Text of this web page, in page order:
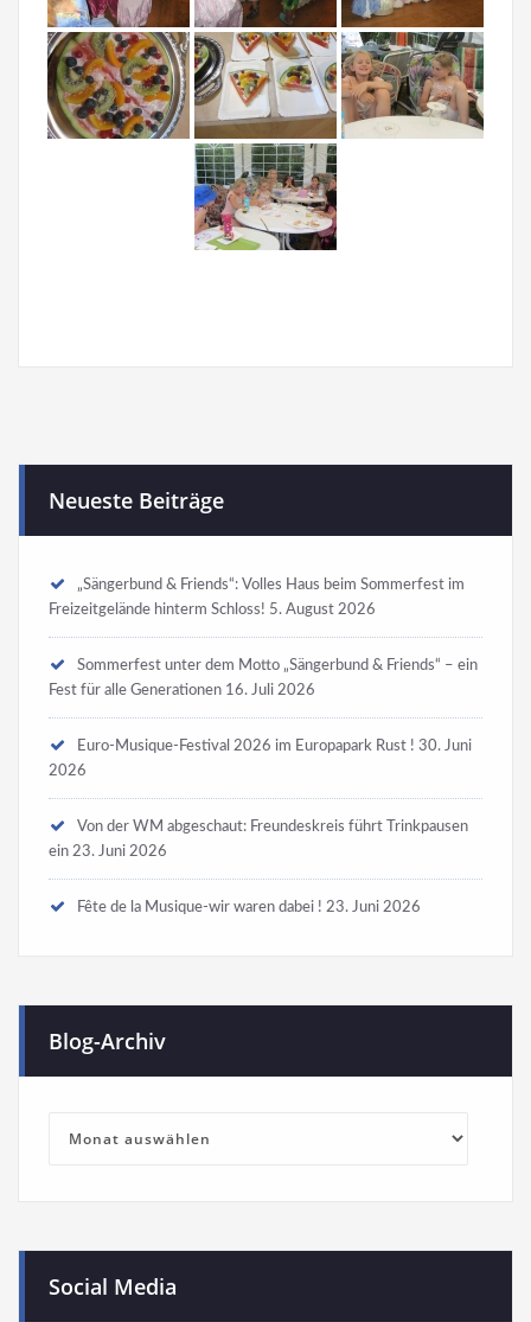
Neueste Beiträge
„Sängerbund & Friends“: Volles Haus beim Sommerfest im
Freizeitgelände hinterm Schloss! 5. August 2026
Sommerfest unter dem Motto „Sängerbund & Friends“ – ein
Fest für alle Generationen 16. Juli 2026
Euro-Musique-Festival 2026 im Europapark Rust ! 30. Juni
2026
Von der WM abgeschaut: Freundeskreis führt Trinkpausen
ein 23. Juni 2026
Fête de la Musique-wir waren dabei ! 23. Juni 2026
Blog-Archiv
Archiv
Social Media